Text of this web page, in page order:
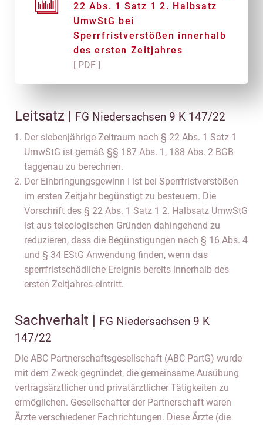
22 Abs. 1 Satz 1 2. Halbsatz
UmwStG bei
Sperrfristverstößen innerhalb
des ersten Zeitjahres
[ PDF ]
Leitsatz | FG Niedersachsen 9 K 147/22
Der siebenjährige Zeitraum nach § 22 Abs. 1 Satz 1
UmwStG ist gemäß §§ 187 Abs. 1, 188 Abs. 2 BGB
taggenau zu berechnen.
Der Einbringungsgewinn I ist bei Sperrfristverstößen
im ersten Zeitjahr begünstigt zu besteuern. Die
Vorschrift des § 22 Abs. 1 Satz 1 2. Halbsatz UmwStG
ist aus teleologischen Gründen dahingehend zu
reduzieren, dass die Begünstigungen nach § 16 Abs. 4
und § 34 EStG Anwendung finden, wenn das
sperrfristschädliche Ereignis bereits innerhalb des
ersten Zeitjahres eintritt.
Sachverhalt | FG Niedersachsen 9 K
147/22
Die ABC Partnerschaftsgesellschaft (ABC PartG) wurde
mit dem Zweck gegründet, die gemeinsame Ausübung
vertragsärztlicher und privatärztlicher Tätigkeiten zu
ermöglichen. Gesellschafter der Partnerschaft waren
Ärzte verschiedener Fachrichtungen. Diese Ärzte (die